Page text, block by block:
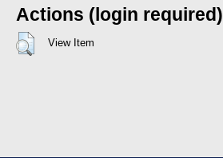
Actions (login required)
View Item